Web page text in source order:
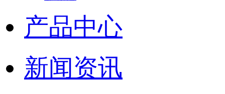
产品中心
新闻资讯